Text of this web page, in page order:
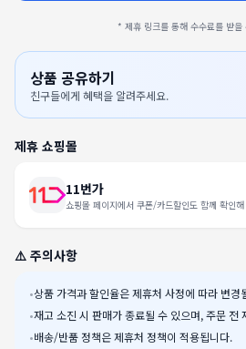
* 제휴 링크를 통해 수수료를 받을
상품 공유하기
친구들에게 혜택을 알려주세요.
제휴 쇼핑몰
11번가
쇼핑몰 페이지에서 쿠폰/카드할인도 함께 확인
⚠️ 주의사항
•상품 가격과 할인율은 제휴처 사정에 따라 변경
•재고 소진 시 판매가 종료될 수 있으며, 주문 전
•배송/반품 정책은 제휴처 정책이 적용됩니다.